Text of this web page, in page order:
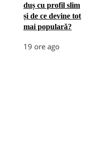
duș cu profil slim
și de ce devine tot
mai populară?
19 ore ago